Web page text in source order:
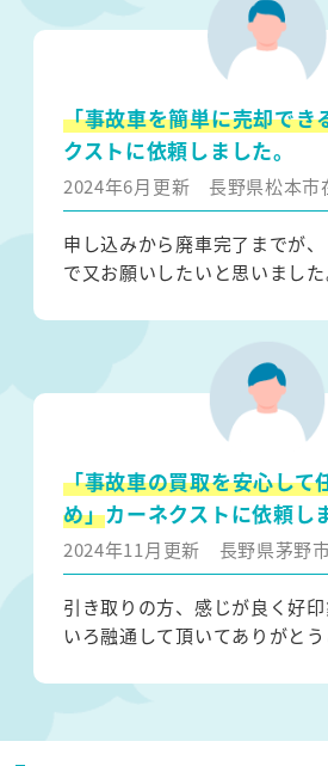
「事故車を簡単に売却でき
クストに依頼しました。
2024年6月更新 長野県松本
申し込みから廃車完了までが
で又お願いしたいと思いました
「事故車の買取を安心して
め」カーネクストに依頼し
2024年11月更新 長野県茅野
引き取りの方、感じが良く好
いろ融通して頂いてありがとう